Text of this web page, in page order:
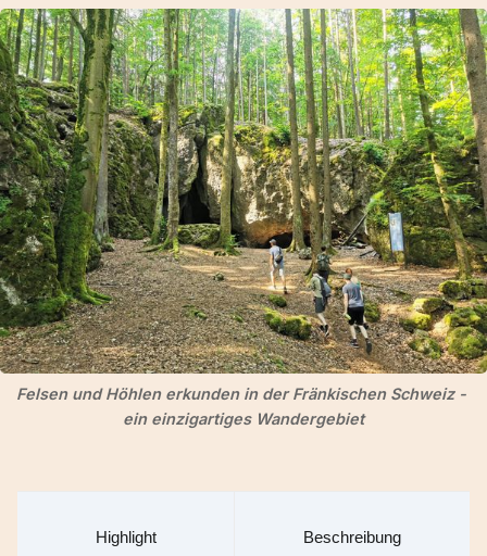
Felsen und Höhlen erkunden in der Fränkischen Schweiz -
ein einzigartiges Wandergebiet
Highlight Beschreibung